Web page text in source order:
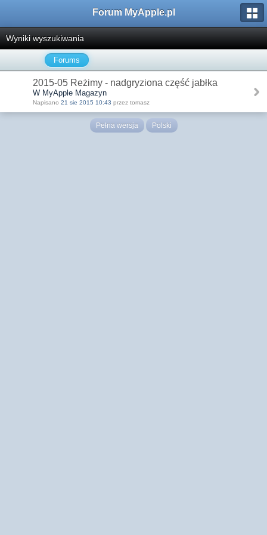
Forum MyApple.pl
Wyniki wyszukiwania
Forums
2015-05 Reżimy - nadgryziona część jabłka
W MyApple Magazyn
Napisano 21 sie 2015 10:43 przez tomasz
Pełna wersja Polski